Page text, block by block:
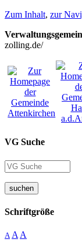
Zum Inhalt, zur
zolling.de/
VG Suche
suchen
Schriftgröße
A A A